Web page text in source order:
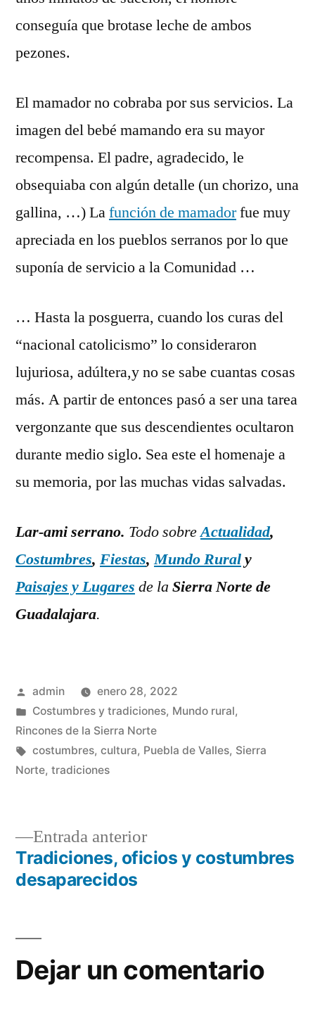
conseguía que brotase leche de ambos
pezones.
El mamador no cobraba por sus servicios. La
imagen del bebé mamando era su mayor
recompensa. El padre, agradecido, le
obsequiaba con algún detalle (un chorizo, una
gallina, …) Lafunción de mamadorfue muy
apreciada en los pueblos serranos por lo que
suponía de servicio a la Comunidad …
… Hasta la posguerra, cuando los curas del
“nacional catolicismo” lo consideraron
lujuriosa, adúltera,y no se sabe cuantas cosas
más. A partir de entonces pasó a ser una tarea
vergonzante que sus descendientes ocultaron
durante medio siglo. Sea este el homenaje a
su memoria, por las muchas vidas salvadas.
Lar-ami serrano. Todo sobreActualidad,
Costumbres, Fiestas,Mundo Ruraly
Paisajes y Lugares de la Sierra Norte de
Guadalajara.
Publicado
por
admin
enero 28, 2022
Publicado
en
Costumbres y tradiciones, Mundo rural,
Rincones de la Sierra Norte
Etiquetas:
costumbres, cultura, Puebla de Valles, Sierra
Norte, tradiciones
Navegación
entradas
Entrada anteriorEntrada
anterior:
Tradiciones, oficios y costumbres
desaparecidos
Dejar un comentario